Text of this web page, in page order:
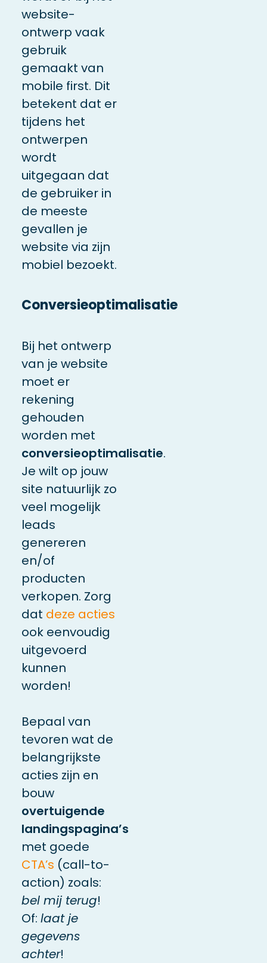
website-
ontwerp vaak
gebruik
gemaakt van
mobile first. Dit
betekent dat er
tijdens het
ontwerpen
wordt
uitgegaan dat
de gebruiker in
de meeste
gevallen je
website via zijn
mobiel bezoekt.
Conversieoptimalisatie
Bij het ontwerp
van je website
moet er
rekening
gehouden
worden met
conversieoptimalisatie.
Je wilt op jouw
site natuurlijk zo
veel mogelijk
leads
genereren
en/of
producten
verkopen. Zorg
dat deze acties
ook eenvoudig
uitgevoerd
kunnen
worden!
Bepaal van
tevoren wat de
belangrijkste
acties zijn en
bouw
overtuigende
landingspagina’s
met goede
CTA’s (call-to-
action) zoals:
bel mij terug!
Of: laat je
gegevens
achter!